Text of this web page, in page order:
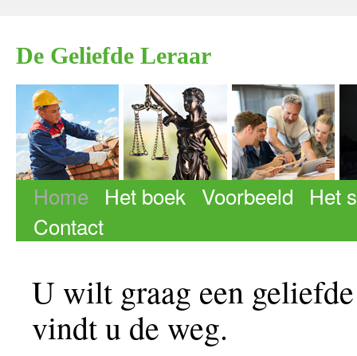
De Geliefde Leraar
Ga naar de inhoud
Home Het boek Voorbeeld
Het
Contact
U wilt graag een
vindt u de weg.